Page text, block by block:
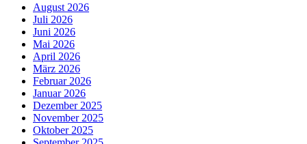
August 2026
Juli 2026
Juni 2026
Mai 2026
April 2026
März 2026
Februar 2026
Januar 2026
Dezember 2025
November 2025
Oktober 2025